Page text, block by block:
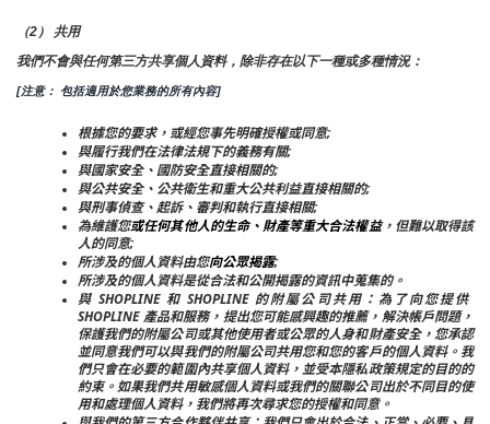
（2） 共用
我們不會與任何第三方共享個人資料，除非存在以下一種或多種情況：
[注意： 包括適用於您業務的所有內容]
根據您的要求，或經您事先明確授權或同意;
與履行我們在法律法規下的義務有關;
與國家安全、國防安全直接相關的;
與公共安全、公共衛生和重大公共利益直接相關的;
與刑事偵查、起訴、審判和執行直接相關;
為維護您或任何其他人的生命、財產等重大合法權益，但難以取得該
人的同意;
所涉及的個人資料由您向公眾揭露;
所涉及的個人資料是從合法和公開揭露的資訊中蒐集的。
與 SHOPLINE 和 SHOPLINE 的附屬公司共用：為了向您提供
SHOPLINE 產品和服務，提出您可能感興趣的推薦，解決帳戶問題，
保護我們的附屬公司或其他使用者或公眾的人身和財產安全，您承認
並同意我們可以與我們的附屬公司共用您和您的客戶的個人資料。我
們只會在必要的範圍內共享個人資料，並受本隱私政策規定的目的的
約束。如果我們共用敏感個人資料或我們的關聯公司出於不同目的使
用和處理個人資料，我們將再次尋求您的授權和同意。